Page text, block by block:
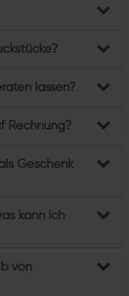
lassen?
Rechnung?
Geschenk
kann ich
von